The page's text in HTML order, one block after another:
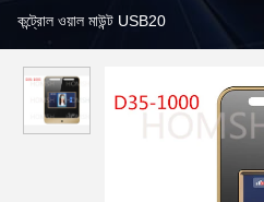
কন্ট্রোল ওয়াল মাউন্ট USB20